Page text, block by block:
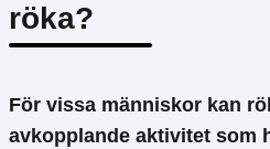
röka?
För vissa människor kan
avkopplande aktivitet som